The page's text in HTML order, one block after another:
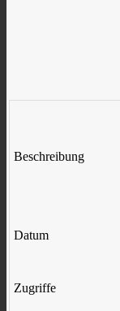
Beschreibung
Datum
Zugriffe